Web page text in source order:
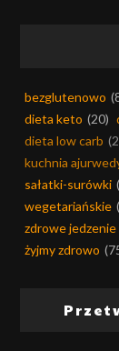
bezglutenowo
dieta keto (20)
dieta low carb
kuchnia
sałatki-surówki
wegetariańskie
zdrowe jedzenie
żyjmy zdrowo